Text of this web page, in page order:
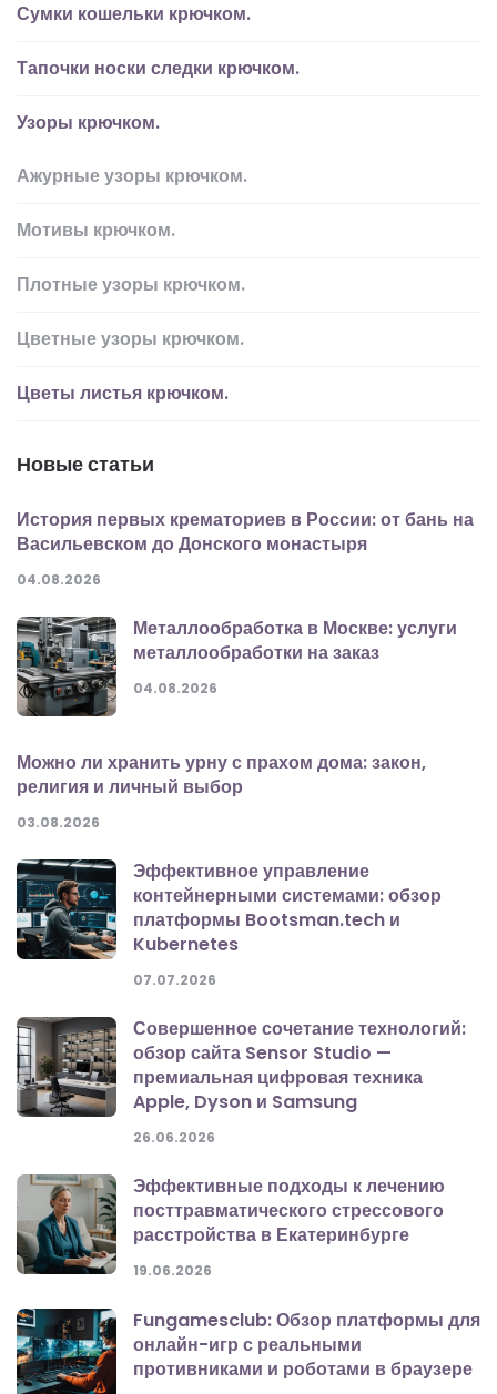
Сумки кошельки крючком.
Тапочки носки следки крючком.
Узоры крючком.
Ажурные узоры крючком.
Мотивы крючком.
Плотные узоры крючком.
Цветные узоры крючком.
Цветы листья крючком.
Новые статьи
История первых крематориев в России: от бань на
Васильевском до Донского монастыря
04.08.2026
Металлообработка в Москве: услуги
металлообработки на заказ
04.08.2026
Можно ли хранить урну с прахом дома: закон,
религия и личный выбор
03.08.2026
Эффективное управление
контейнерными системами: обзор
платформы Bootsman.tech и
Kubernetes
07.07.2026
Совершенное сочетание технологий:
обзор сайта Sensor Studio —
премиальная цифровая техника
Apple, Dyson и Samsung
26.06.2026
Эффективные подходы к лечению
посттравматического стрессового
расстройства в Екатеринбурге
19.06.2026
Fungamesclub: Обзор платформы для
онлайн-игр с реальными
противниками и роботами в браузере